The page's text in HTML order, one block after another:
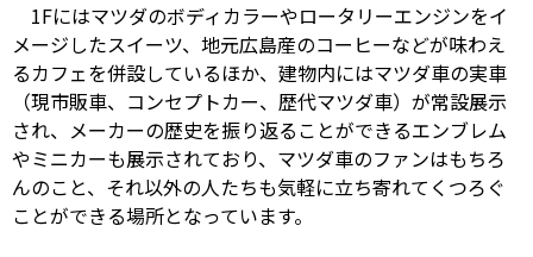
1Fにはマツダのボディカラーやロータリーエンジンをイ
メージしたスイーツ、地元広島産のコーヒーなどが味わえ
るカフェを併設しているほか、建物内にはマツダ車の実車
（現市販車、コンセプトカー、歴代マツダ車）が常設展示
され、メーカーの歴史を振り返ることができるエンブレム
やミニカーも展示されており、マツダ車のファンはもちろ
んのこと、それ以外の人たちも気軽に立ち寄れてくつろぐ
ことができる場所となっています。